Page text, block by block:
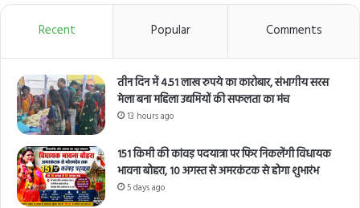
Recent Popular Comments
तीन दिन में 4.51 लाख रुपये का कारोबार, संभागीय सरस
मेला बना महिला उद्यमियों की सफलता का मंच
13 hours ago
151 किमी की कांवड़ पदयात्रा पर फिर निकलेंगी विधायक
भावना बोहरा, 10 अगस्त से अमरकंटक से होगा शुभारंभ
5 days ago